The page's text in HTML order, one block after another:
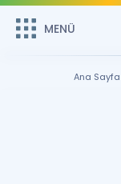
MENÜ
Remzi Hoca ile
MENÜ
Ana Sayfa